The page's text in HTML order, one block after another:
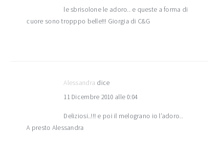
le sbrisolone le adoro.. e queste a forma di
cuore sono tropppo belle!!! Giorgia di C&G
Alessandra dice
11 Dicembre 2010 alle 0:04
Deliziosi..!!! e poi il melograno io l’adoro..
A presto Alessandra